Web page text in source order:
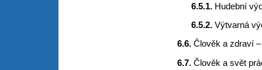
6.5.1. Hudební
6.5.2. Výtvarná
6.6. Člověk a zdraví
6.7. Člověk a svět